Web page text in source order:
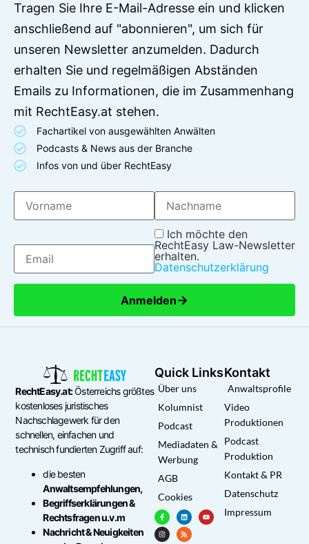
Tragen Sie Ihre E-Mail-Adresse ein und klicken
anschließend auf "abonnieren", um sich für
unseren Newsletter anzumelden. Dadurch
erhalten Sie und regelmäßigen Abständen
Emails zu Informationen, die im Zusammenhang
mit RechtEasy.at stehen.
Fachartikel von ausgewählten Anwälten
Podcasts & News aus der Branche
Infos von und über RechtEasy
Ich möchte den
RechtEasy Law-Newsletter
erhalten.
Datenschutzerklärung
Anmelden→
RechtEasy.at:Österreichs größtes
kostenloses juristisches
Nachschlagewerk für den
schnellen, einfachen und
technisch fundierten Zugriff auf:
die besten
Anwaltsempfehlungen,
Begriffserklärungen &
Rechtsfragen u.v.m
Nachricht & Neuigkeiten
Quick Links
Über uns
Kolumnist
Podcast
Mediadaten &
Werbung
AGB
Cookies
Kontakt
Anwaltsprofile
Video
Produktionen
Podcast
Produktion
Kontakt & PR
Datenschutz
Impressum